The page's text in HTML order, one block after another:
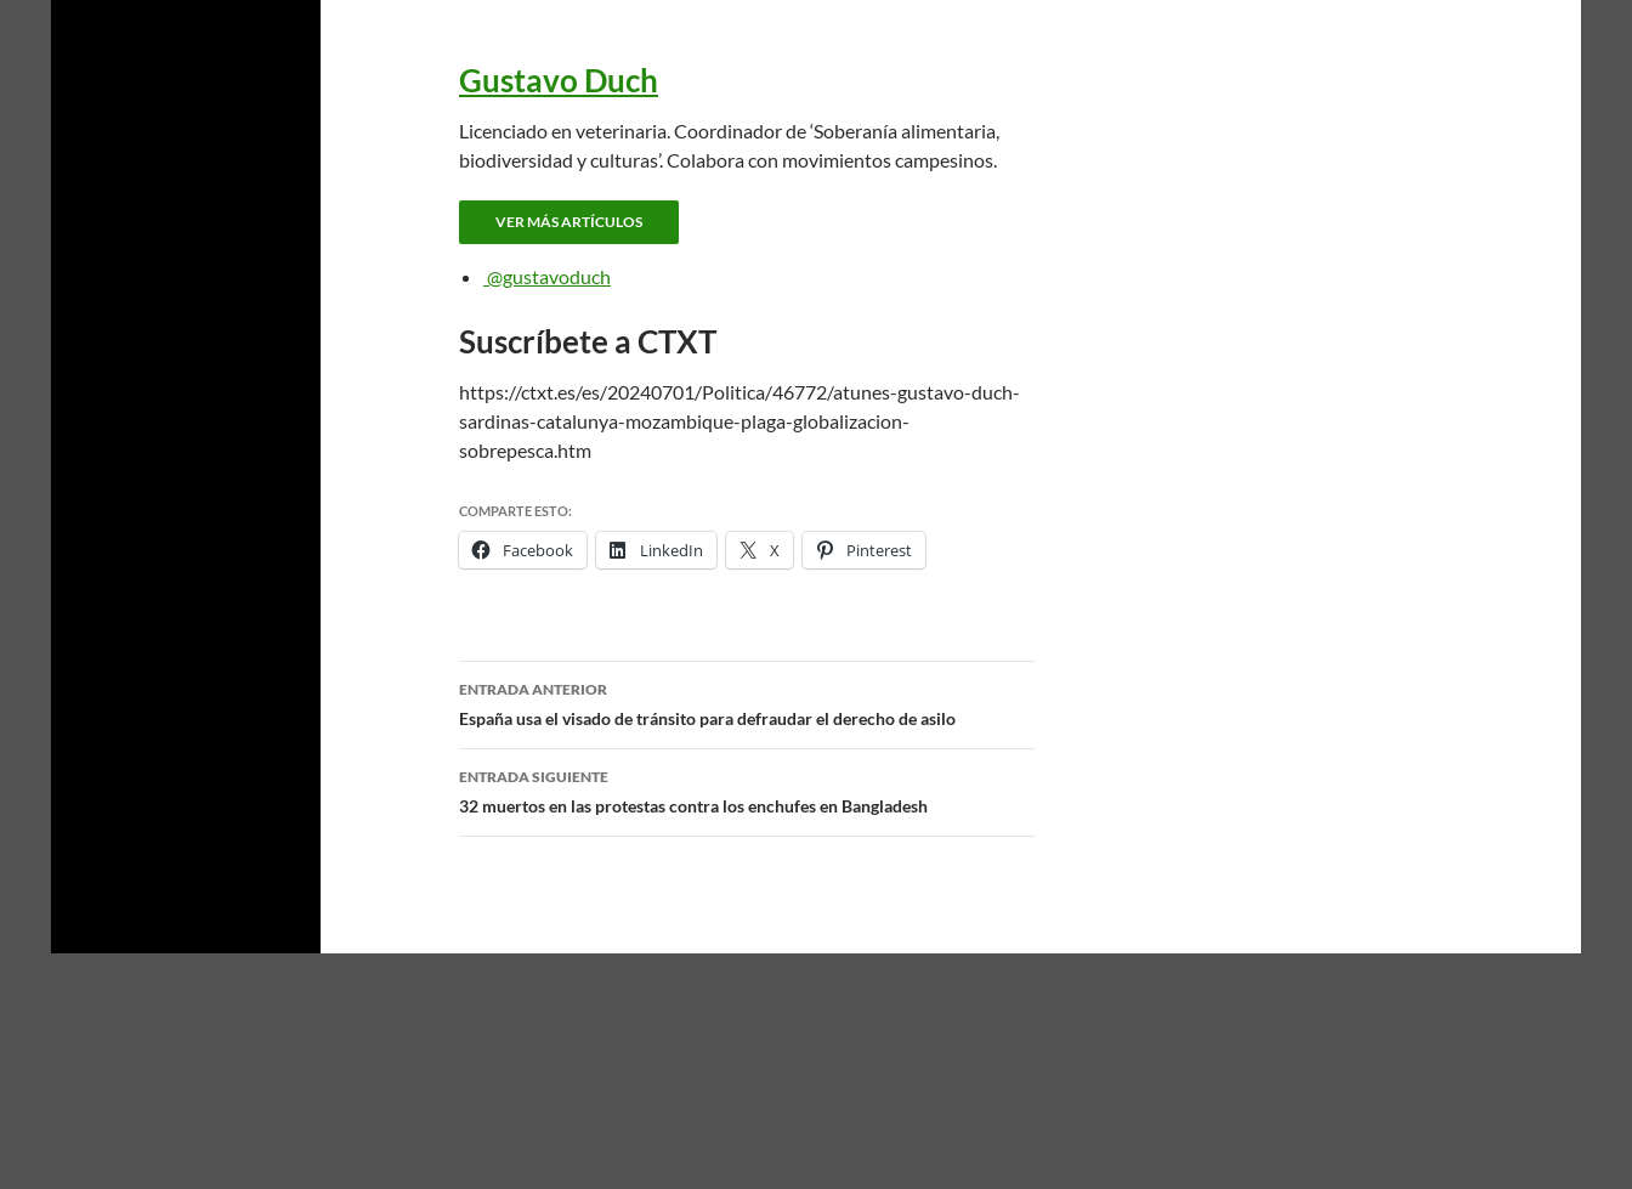
Gustavo Duch
Licenciado en veterinaria. Coordinador de ‘Soberanía alimentaria,
biodiversidad y culturas’. Colabora con movimientos campesinos.
VER MÁS ARTÍCULOS
@gustavoduch
Suscríbete a CTXT
https://ctxt.es/es/20240701/Politica/46772/atunes-gustavo-duch-
sardinas-catalunya-mozambique-plaga-globalizacion-
sobrepesca.htm
COMPARTE ESTO:
Facebook LinkedIn X Pinterest
Navegación
de
entradas
ENTRADA ANTERIOR
España usa el visado de tránsito para defraudar el derecho de asilo
ENTRADA SIGUIENTE
32 muertos en las protestas contra los enchufes en Bangladesh